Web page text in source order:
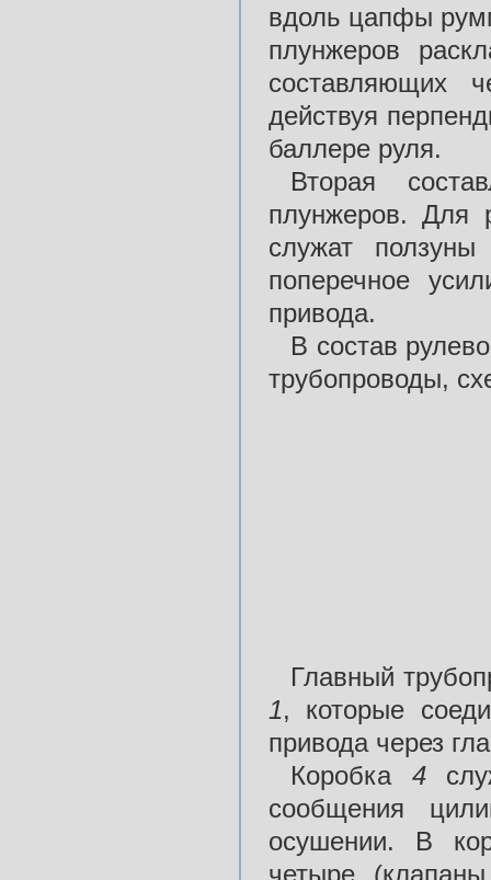
вдоль цапфы
плунжеров
составляющих
действуя
баллере руля.
Вторая
плунжеров. Для
служат
поперечное
привода.
В состав
трубопроводы,
Главный
1, которые
привода через
Коробка 4
сообщения
осушении. В
четыре